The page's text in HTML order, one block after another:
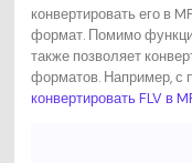
конвертировать его в
формат. Помимо
также позволяет
форматов. Например, с
конвертировать FLV в